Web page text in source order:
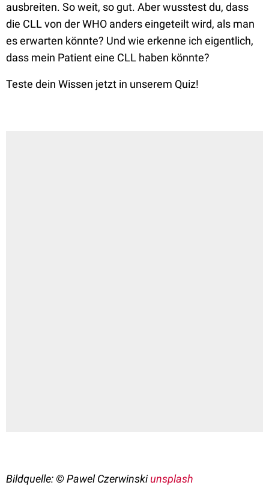
ausbreiten. So weit, so gut. Aber wusstest du, dass
die CLL von der WHO anders eingeteilt wird, als man
es erwarten könnte? Und wie erkenne ich eigentlich,
dass mein Patient eine CLL haben könnte?
Teste dein Wissen jetzt in unserem Quiz!
Bildquelle: ©Pawel Czerwinskiunsplash